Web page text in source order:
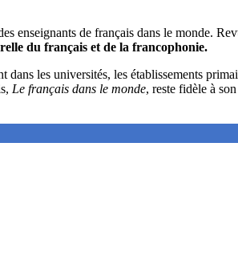
enseignants de français dans le monde.
du français et de la francophonie.
les universités, les établissements
Le français dans le monde, reste fidèle à